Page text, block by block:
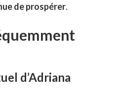
de prospérer.
d’Adriana